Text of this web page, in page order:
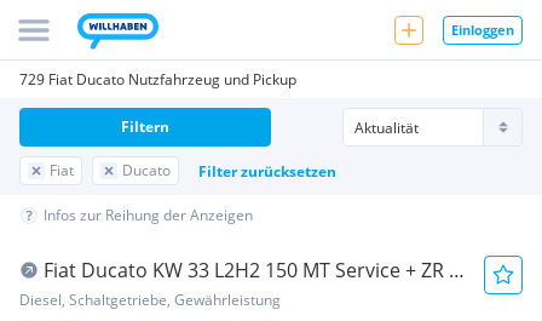
Einloggen
729 Fiat Ducato Nutzfahrzeug und Pickup
Fiat Ducato Filter zurücksetzen
Filtern
Infos zur Reihung der Anzeigen
Fiat Ducato KW 33 L2H2 150 MT Service + ZR +
Reifen+57a Neu Transporter / Kastenwagen
Diesel, Schaltgetriebe, Gewährleistung